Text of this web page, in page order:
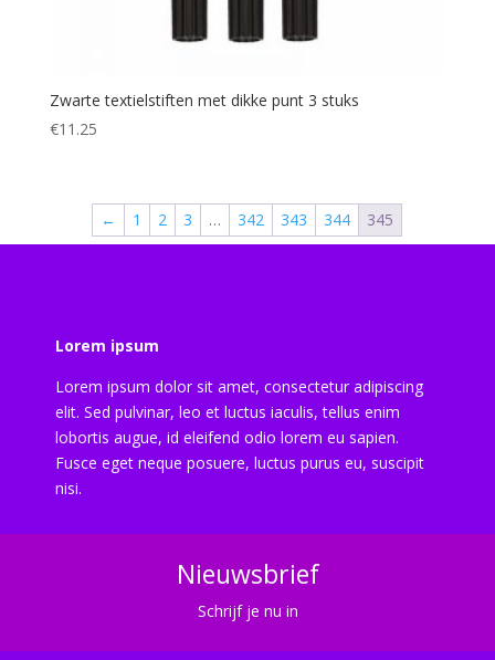
Zwarte textielstiften met dikke punt 3 stuks
€11.25
← 1 2 3 … 342 343 344 345
Lorem ipsum
Lorem ipsum dolor sit amet, consectetur adipiscing
elit. Sed pulvinar, leo et luctus iaculis, tellus enim
lobortis augue, id eleifend odio lorem eu sapien.
Fusce eget neque posuere, luctus purus eu, suscipit
nisi.
Nieuwsbrief
Schrijf je nu in